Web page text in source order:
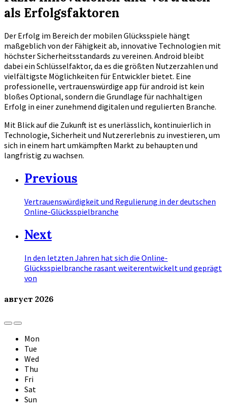
als Erfolgsfaktoren
Der Erfolg im Bereich der mobilen Glücksspiele hängt
maßgeblich von der Fähigkeit ab, innovative Technologien mit
höchster Sicherheitsstandards zu vereinen. Android bleibt
dabei ein Schlüsselfaktor, da es die größten Nutzerzahlen und
vielfältigste Möglichkeiten für Entwickler bietet. Eine
professionelle, vertrauenswürdige app für android ist kein
bloßes Optional, sondern die Grundlage für nachhaltigen
Erfolg in einer zunehmend digitalen und regulierten Branche.
Mit Blick auf die Zukunft ist es unerlässlich, kontinuierlich in
Technologie, Sicherheit und Nutzererlebnis zu investieren, um
sich in einem hart umkämpften Markt zu behaupten und
langfristig zu wachsen.
Previous
Vertrauenswürdigkeit und Regulierung in der deutschen
Online-Glücksspielbranche
Next
In den letzten Jahren hat sich die Online-
Glücksspielbranche rasant weiterentwickelt und geprägt
von
август 2026
Previous
Month
Next
Month
Mon
Tue
Wed
Thu
Fri
Sat
Sun